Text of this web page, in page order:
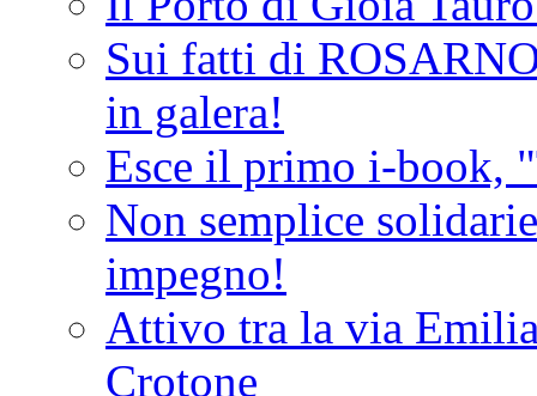
Sui fatti di
in galera!
Esce il primo i-book,
Non semplice
impegno!
Attivo tra la via
Crotone